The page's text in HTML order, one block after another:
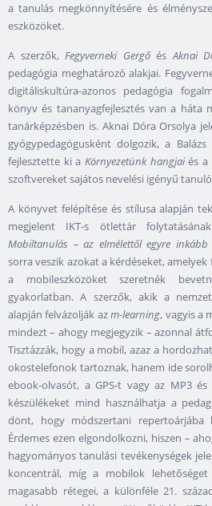
a tanulás megkönnyítésére és
eszközöket.
A szerzők, Fegyverneki GergőésAknai
pedagógia meghatározó alakjai.
digitáliskultúra-azonos pedagógia
könyv és tananyagfejlesztés van a háta
tanárképzésben is. Aknai Dóra Orsolya
gyógypedagógusként dolgozik, a
fejlesztette ki a Környezetünk hangjaiés a
szoftvereket sajátos nevelési igényű
A könyvet felépítése és stílusa alapján
megjelent IKT-s ötlettár
Mobiltanulás – az elmélettől egyre
sorra veszik azokat a kérdéseket,
a mobileszközöket szeretnék
gyakorlatban. A szerzők, akik a
alapján felvázolják azm-learning, vagyis a
mindezt – ahogy megjegyzik – azonnal
Tisztázzák, hogy a mobil, azaz a
okostelefonok tartoznak, hanem ide
ebook-olvasót, a GPS-t vagy az MP3
készülékeket mind használhatja a
dönt, hogy módszertani repertoárjába
Érdemes ezen elgondolkozni, hiszen –
hagyományos tanulási tevékenységek
koncentrál, míg a mobilok
magasabb rétegei, a különféle 21.